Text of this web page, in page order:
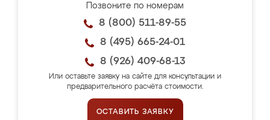
Позвоните по номерам
8 (800) 511-89-55
8 (495) 665-24-01
8 (926) 409-68-13
Или оставьте заявку на сайте для консультации и
предварительного расчёта стоимости.
ОСТАВИТЬ ЗАЯВКУ